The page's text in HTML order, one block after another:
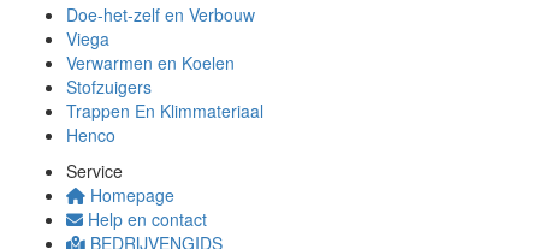
Doe-het-zelf en Verbouw
Viega
Verwarmen en Koelen
Stofzuigers
Trappen En Klimmateriaal
Henco
Service
Homepage
Help en contact
BEDRIJVENGIDS